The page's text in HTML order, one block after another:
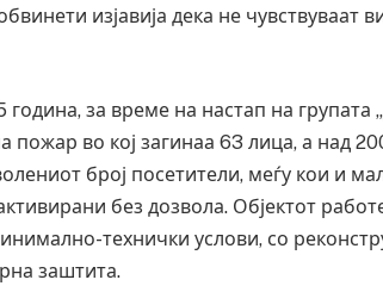
изјавија дека не чувствуваат
за време на настап на групата
пожар во кој загинаа 63 лица, а над
број посетители, меѓу кои и
без дозвола. Објектот
технички услови, со
заштита.